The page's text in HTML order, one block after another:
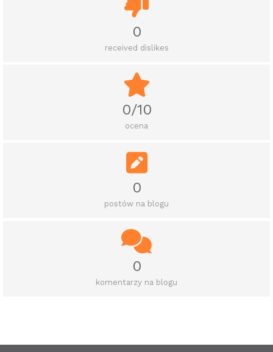
0
received dislikes
0/10
ocena
0
postów na blogu
0
komentarzy na blogu